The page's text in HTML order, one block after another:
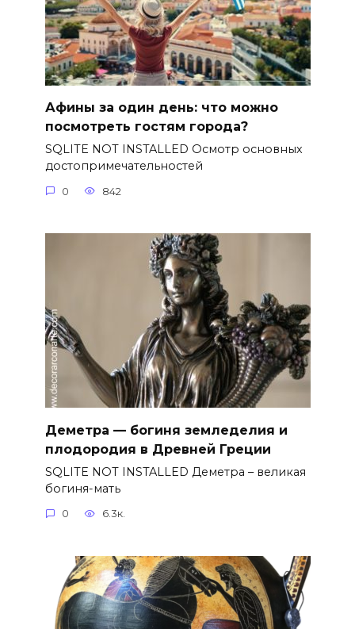
Афины за один день: что можно
посмотреть гостям города?
SQLITE NOT INSTALLED Осмотр основных
достопримечательностей
0 842
Деметра — богиня земледелия и
плодородия в Древней Греции
SQLITE NOT INSTALLED Деметра – великая
богиня-мать
0 6.3к.